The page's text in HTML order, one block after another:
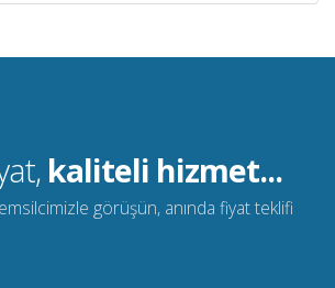
kaliteli hizmet...
görüşün, anında fiyat teklifi